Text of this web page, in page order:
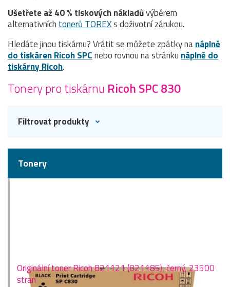
Ušetřete až 40 % tiskových nákladůvýběrem
alternativních tonerů TOREXs doživotní zárukou.
Hledáte jinou tiskárnu? Vrátit se můžete zpátky nanáplně
do tiskáren Ricoh SPCnebo rovnou na stránku náplně do
tiskárny Ricoh.
Tonery pro tiskárnu Ricoh SPC 830
Filtrovat produkty
Tonery
Originální toner Ricoh 821121 (821185), černý, 23500
stran